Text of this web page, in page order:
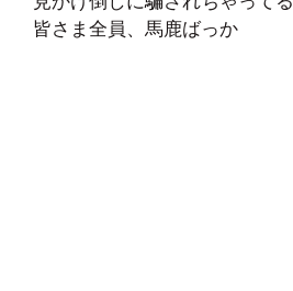
皆さま全員、馬鹿ばっか